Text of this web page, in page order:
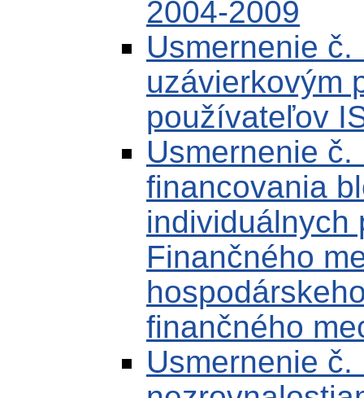
2004-2009
Usmernenie
uzávierkovým
používateľov
Usmernenie
financovania
individuálnych
Finančného
finančného
Usmernenie